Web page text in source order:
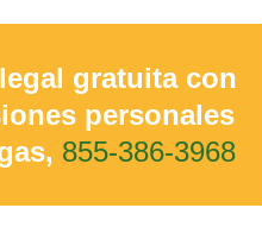
gratuita con
personales
855-386-3968